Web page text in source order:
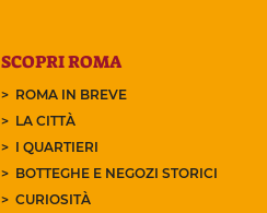
SCOPRI ROMA
ROMA IN BREVE
LA CITTÀ
I QUARTIERI
BOTTEGHE E NEGOZI STORICI
CURIOSITÀ